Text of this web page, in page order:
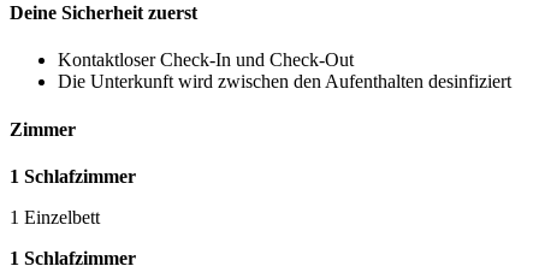
Deine Sicherheit zuerst
Kontaktloser Check-In und Check-Out
Die Unterkunft wird zwischen den Aufenthalten desinfiziert
Zimmer
1 Schlafzimmer
1 Einzelbett
1 Schlafzimmer